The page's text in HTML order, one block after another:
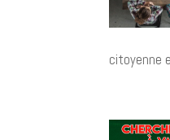
citoyenne